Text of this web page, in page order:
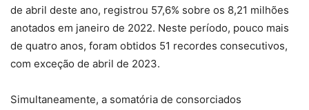
de abril deste ano, registrou 57,6% sobre os 8,21 milhões
anotados em janeiro de 2022. Neste período, pouco mais
de quatro anos, foram obtidos 51 recordes consecutivos,
com exceção de abril de 2023.
Simultaneamente, a somatória de consorciados